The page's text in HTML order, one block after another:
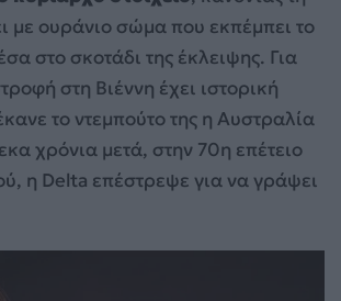
με ουράνιο σώμα που εκπέμπει το
στο σκοτάδι της έκλειψης. Για
στη Βιέννη έχει ιστορική
το ντεμπούτο της η Αυστραλία
χρόνια μετά, στην 70η επέτειο
η Delta επέστρεψε για να γράψει